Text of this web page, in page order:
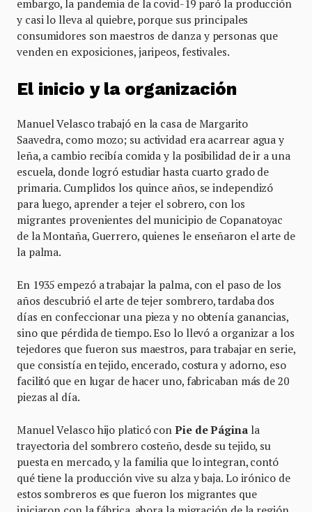
embargo, la pandemia de la covid-19 paró la producción
y casi lo lleva al quiebre, porque sus principales
consumidores son maestros de danza y personas que
venden en exposiciones, jaripeos, festivales.
El inicio y la organización
Manuel Velasco trabajó en la casa de Margarito
Saavedra, como mozo; su actividad era acarrear agua y
leña, a cambio recibía comida y la posibilidad de ir a una
escuela, donde logró estudiar hasta cuarto grado de
primaria. Cumplidos los quince años, se independizó
para luego, aprender a tejer el sobrero, con los
migrantes provenientes del municipio de Copanatoyac
de la Montaña, Guerrero, quienes le enseñaron el arte de
la palma.
En 1935 empezó a trabajar la palma, con el paso de los
años descubrió el arte de tejer sombrero, tardaba dos
días en confeccionar una pieza y no obtenía ganancias,
sino que pérdida de tiempo. Eso lo llevó a organizar a los
tejedores que fueron sus maestros, para trabajar en serie,
que consistía en tejido, encerado, costura y adorno, eso
facilitó que en lugar de hacer uno, fabricaban más de 20
piezas al día.
Manuel Velasco hijo platicó conPie de Páginala
trayectoria del sombrero costeño, desde su tejido, su
puesta en mercado, y la familia que lo integran, contó
qué tiene la producción vive su alza y baja. Lo irónico de
estos sombreros es que fueron los migrantes que